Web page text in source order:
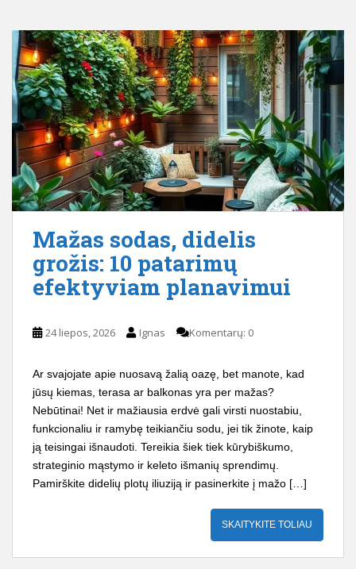
Mažas sodas, didelis
grožis: 10 patarimų
efektyviam planavimui
24 liepos, 2026 Ignas Komentarų: 0
Ar svajojate apie nuosavą žalią oazę, bet manote, kad
jūsų kiemas, terasa ar balkonas yra per mažas?
Nebūtinai! Net ir mažiausia erdvė gali virsti nuostabiu,
funkcionaliu ir ramybę teikiančiu sodu, jei tik žinote, kaip
ją teisingai išnaudoti. Tereikia šiek tiek kūrybiškumo,
strateginio mąstymo ir keleto išmanių sprendimų.
Pamirškite didelių plotų iliuziją ir pasinerkite į mažo […]
SKAITYKITE TOLIAU